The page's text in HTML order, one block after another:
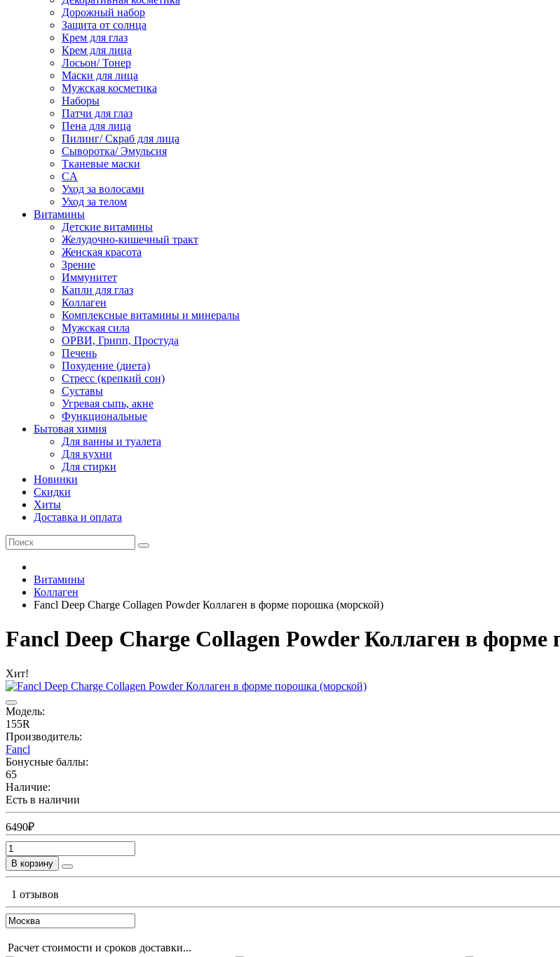
Дорожный набор
Защита от солнца
Крем для глаз
Крем для лица
Лосьон/ Тонер
Маски для лица
Мужская косметика
Наборы
Патчи для глаз
Пена для лица
Пилинг/ Скраб для лица
Сыворотка/ Эмульсия
Тканевые маски
CA
Уход за волосами
Уход за телом
Витамины
Детские витамины
Желудочно-кишечный тракт
Женская красота
Зрение
Иммунитет
Капли для глаз
Коллаген
Комплексные витамины и минералы
Мужская сила
ОРВИ, Грипп, Простуда
Печень
Похудение (диета)
Стресс (крепкий сон)
Суставы
Угревая сыпь, акне
Функциональные
Бытовая химия
Для ванны и туалета
Для кухни
Для стирки
Новинки
Скидки
Хиты
Доставка и оплата
Витамины
Коллаген
Fancl Deep Charge Collagen Powder Коллаген в форме порошка (морской)
Fancl Deep Charge Collagen Powder Коллаген в
Хит!
Модель:
155R
Производитель:
Fancl
Бонусные баллы:
65
Наличие:
Есть в наличии
6490₽
В корзину
1 отзывов
Расчет стоимости и сроков доставки...